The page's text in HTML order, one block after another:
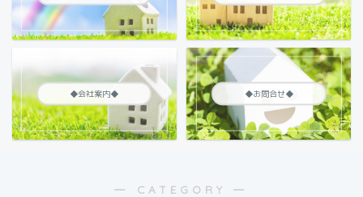
◆会社案内◆ ◆お問合せ◆
― CATEGORY ―